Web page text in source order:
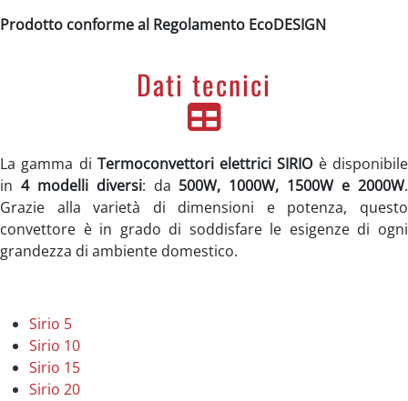
Prodotto conforme al Regolamento EcoDESIGN
Dati tecnici
La gamma di Termoconvettori elettrici SIRIO è disponibile
in 4 modelli diversi: da 500W, 1000W, 1500W e 2000W.
Grazie alla varietà di dimensioni e potenza, questo
convettore è in grado di soddisfare le esigenze di ogni
grandezza di ambiente domestico.
Sirio 5
Sirio 10
Sirio 15
Sirio 20